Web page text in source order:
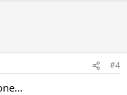
#4